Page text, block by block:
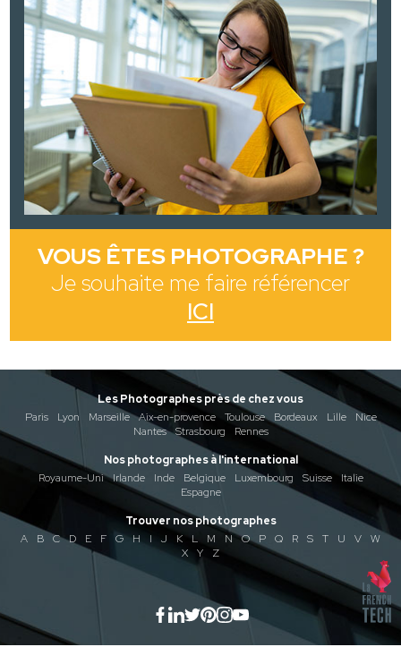
VOUS ÊTES PHOTOGRAPHE ?
Je souhaite me faire référencer
ICI
Les Photographes près de chez vous
Paris
Lyon Marseille Aix-en-provence Toulouse Bordeaux Lille
Nice
Nantes
Strasbourg
Rennes
Nos photographes à l'international
Royaume-Uni
Irlande Inde Belgique Luxembourg Suisse
Italie
Espagne
Trouver nos photographes
A
B C D E F G H I J K L M N O P Q R S T U V
W
X
Y Z